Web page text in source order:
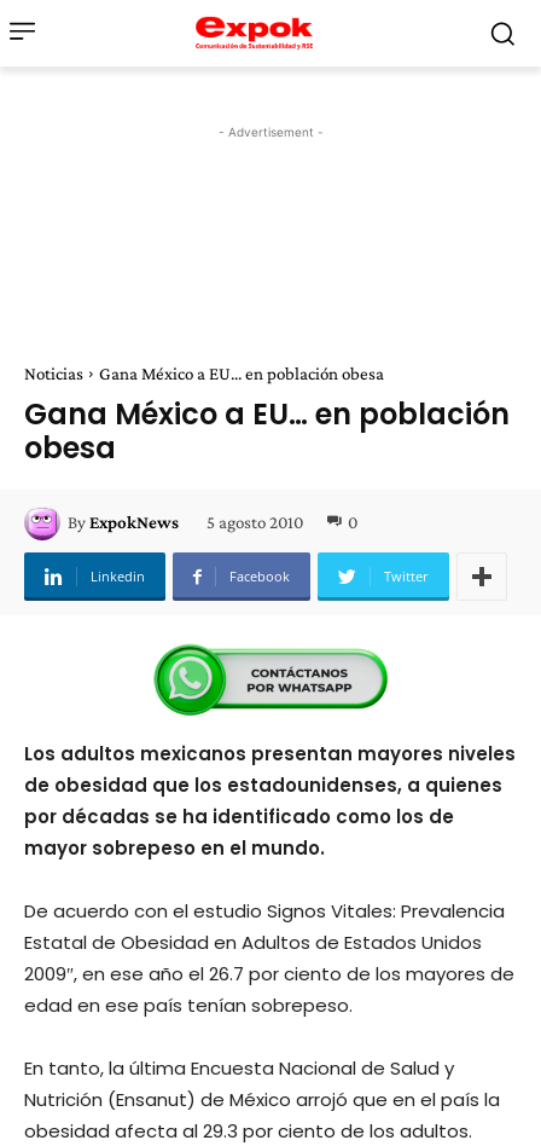
- Advertisement -
Noticias Gana México a EU... en población obesa
Gana México a EU… en población
obesa
ByExpokNews 5 agosto 2010 0
Linkedin Facebook Twitter
Los adultos mexicanos presentan mayores niveles
de obesidad que los estadounidenses, a quienes
por décadas se ha identificado como los de
mayor sobrepeso en el mundo.
De acuerdo con el estudio Signos Vitales: Prevalencia
Estatal de Obesidad en Adultos de Estados Unidos
2009″, en ese año el 26.7 por ciento de los mayores de
edad en ese país tenían sobrepeso.
En tanto, la última Encuesta Nacional de Salud y
Nutrición (Ensanut) de México arrojó que en el país la
obesidad afecta al 29.3 por ciento de los adultos.